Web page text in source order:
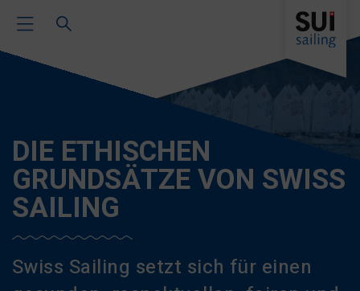
Toggle Main Navigation
DIE ETHISCHEN
GRUNDSÄTZE VON SWISS
SAILING
Swiss Sailing setzt sich für einen